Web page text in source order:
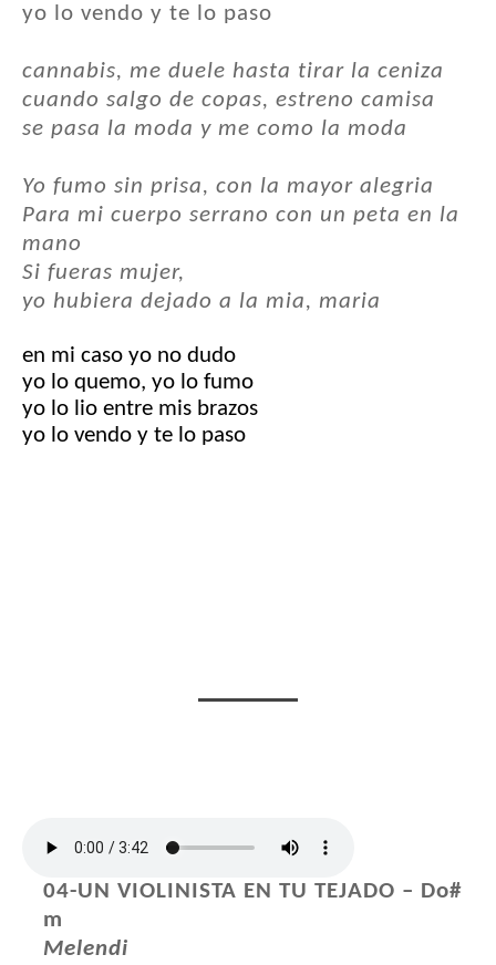
yo lo vendo y te lo paso
cannabis, me duele hasta tirar la ceniza
cuando salgo de copas, estreno camisa
se pasa la moda y me como la moda
Yo fumo sin prisa, con la mayor alegria
Para mi cuerpo serrano con un peta en la
mano
Si fueras mujer,
yo hubiera dejado a la mia, maria
en mi caso yo no dudo
yo lo quemo, yo lo fumo
yo lo lio entre mis brazos
yo lo vendo y te lo paso
04-UN VIOLINISTA EN TU TEJADO – Do#
m
Melendi